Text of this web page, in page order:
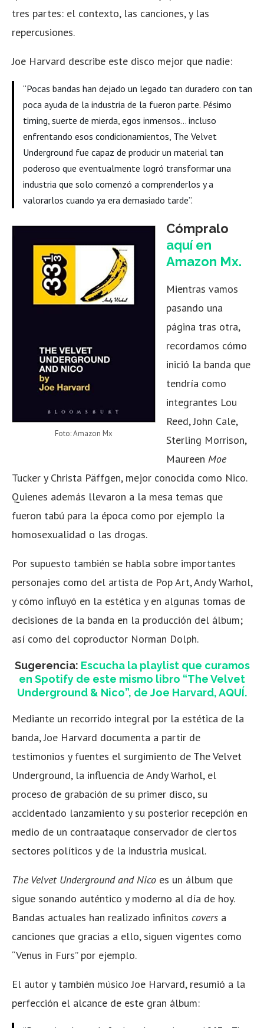
tres partes: el contexto, las canciones, y las
repercusiones.
Joe Harvard describe este disco mejor que nadie:
“Pocas bandas han dejado un legado tan duradero con tan
poca ayuda de la industria de la fueron parte. Pésimo
timing, suerte de mierda, egos inmensos… incluso
enfrentando esos condicionamientos, The Velvet
Underground fue capaz de producir un material tan
poderoso que eventualmente logró transformar una
industria que solo comenzó a comprenderlos y a
valorarlos cuando ya era demasiado tarde”.
Foto: Amazon Mx
Cómpralo
aquí en
Amazon Mx.
Mientras vamos
pasando una
página tras otra,
recordamos cómo
inició la banda que
tendría como
integrantes Lou
Reed, John Cale,
Sterling Morrison,
Maureen Moe
Tucker y Christa Päffgen, mejor conocida como Nico.
Quienes además llevaron a la mesa temas que
fueron tabú para la época como por ejemplo la
homosexualidad o las drogas.
Por supuesto también se habla sobre importantes
personajes como del artista de Pop Art, Andy Warhol,
y cómo influyó en la estética y en algunas tomas de
decisiones de la banda en la producción del álbum;
así como del coproductor Norman Dolph.
Sugerencia: Escucha la playlist que curamos
en Spotify de este mismo libro “The Velvet
Underground & Nico”, de Joe Harvard, AQUÍ.
Mediante un recorrido integral por la estética de la
banda, Joe Harvard documenta a partir de
testimonios y fuentes el surgimiento de The Velvet
Underground, la influencia de Andy Warhol, el
proceso de grabación de su primer disco, su
accidentado lanzamiento y su posterior recepción en
medio de un contraataque conservador de ciertos
sectores políticos y de la industria musical.
The Velvet Underground and Nico es un álbum que
sigue sonando auténtico y moderno al día de hoy.
Bandas actuales han realizado infinitos covers a
canciones que gracias a ello, siguen vigentes como
“Venus in Furs” por ejemplo.
El autor y también músico Joe Harvard, resumió a la
perfección el alcance de este gran álbum: